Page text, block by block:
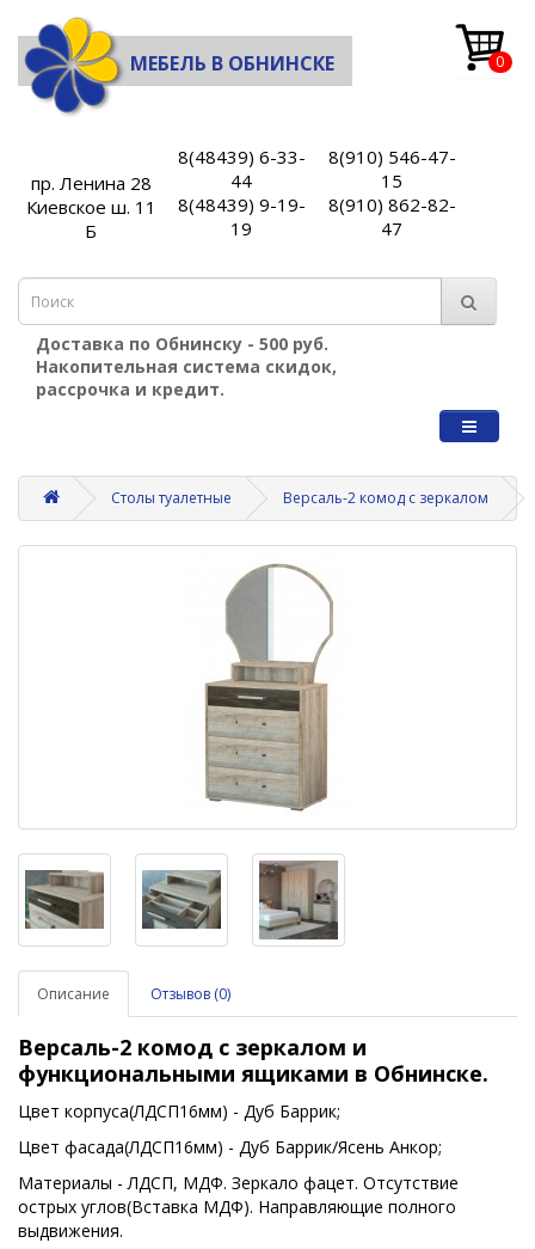
МЕБЕЛЬ В ОБНИНСКЕ 0
пр. Ленина 28
Киевское ш. 11
Б
8(48439) 6-33-
44
8(48439) 9-19-
19
8(910) 546-47-
15
8(910) 862-82-
47
Доставка по Обнинску - 500 руб.
Накопительная система скидок,
рассрочка и кредит.
Столы туалетные Версаль-2 комод с зеркалом
Описание Отзывов (0)
Версаль-2 комод с зеркалом и
функциональными ящиками в Обнинске.
Цвет корпуса(ЛДСП16мм) - Дуб Баррик;
Цвет фасада(ЛДСП16мм) - Дуб Баррик/Ясень Анкор;
Материалы - ЛДСП, МДФ. Зеркало фацет. Отсутствие
острых углов(Вставка МДФ). Направляющие полного
выдвижения.